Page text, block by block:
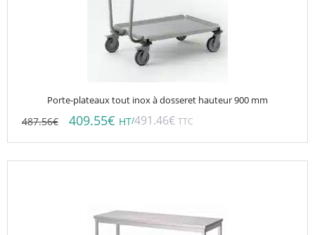
Porte-plateaux tout inox à dosseret hauteur 900 mm
487.56€ 409.55€ HT/491.46€ TTC